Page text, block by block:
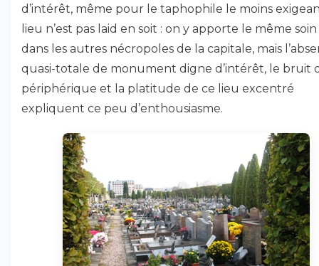
d’intérêt, même pour le taphophile le moins
lieu n’est pas laid en soit : on y apporte le même
dans les autres nécropoles de la capitale, mais
quasi-totale de monument digne d’intérêt, le bruit
périphérique et la platitude de ce lieu excentré
expliquent ce peu d’enthousiasme.